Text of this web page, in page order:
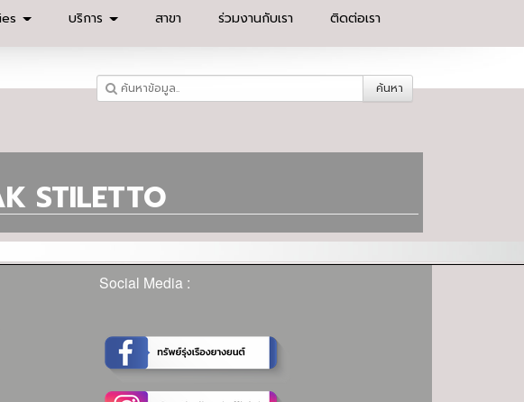
บริการ สาขา ร่วมงานกับเรา ติดต่อเรา
ค้นหา
STILETTO
Social Media :